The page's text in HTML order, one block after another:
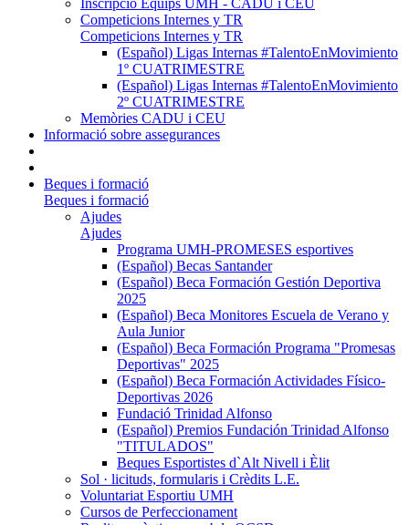
Competicions Internes y TR
Competicions Internes y TR
(Español) Ligas Internas #TalentoEnMovimiento
1º CUATRIMESTRE
(Español) Ligas Internas #TalentoEnMovimiento
2º CUATRIMESTRE
Memòries CADU i CEU
Informació sobre assegurances
Beques i formació
Beques i formació
Ajudes
Ajudes
Programa UMH-PROMESES esportives
(Español) Becas Santander
(Español) Beca Formación Gestión Deportiva
2025
(Español) Beca Monitores Escuela de Verano y
Aula Junior
(Español) Beca Formación Programa "Promesas
Deportivas" 2025
(Español) Beca Formación Actividades Físico-
Deportivas 2026
Fundació Trinidad Alfonso
(Español) Premios Fundación Trinidad Alfonso
"TITULADOS"
Beques Esportistes d`Alt Nivell i Èlit
Sol · licituds, formularis i Crèdits L.E.
Voluntariat Esportiu UMH
Cursos de Perfeccionament